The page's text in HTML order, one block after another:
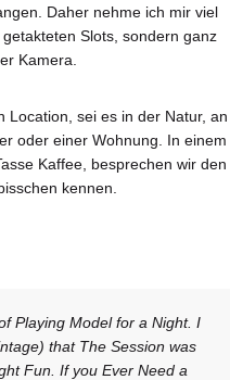
Daher nehme ich mir viel
Slots, sondern ganz
Kamera.
Location, sei es in der Natur, an
oder einer Wohnung. In einem
Kaffee, besprechen wir den
kennen.
Playing Model for a Night. I
that The Session was
Fun. If you Ever Need a